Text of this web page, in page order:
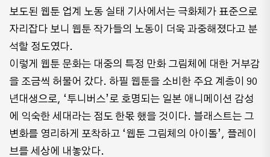
보도된 웹툰 업계 노동 실태 기사에서는 극화체가 표준으로
자리잡다 보니 웹툰 작가들의 노동이 더욱 과중해졌다고 분
석할 정도였다.
이렇게 웹툰 문화는 대중의 특정 만화 그림체에 대한 거부감
을 조금씩 허물어 갔다. 하필 웹툰을 소비한 주요 계층이 90
년대생으로, ‘투니버스’로 호명되는 일본 애니메이션 감성
에 익숙한 세대라는 점도 한몫 했을 것이다. 블래스트는 그
변화를 영리하게 포착하고 ‘웹툰 그림체의 아이돌’, 플레이
브를 세상에 내놓았다.